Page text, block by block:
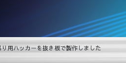
用ハッカーを抜き板で製作しました